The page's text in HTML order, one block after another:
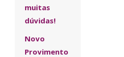
muitas
dúvidas!
Novo
Provimento